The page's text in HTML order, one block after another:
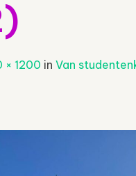
× 1200 in Van